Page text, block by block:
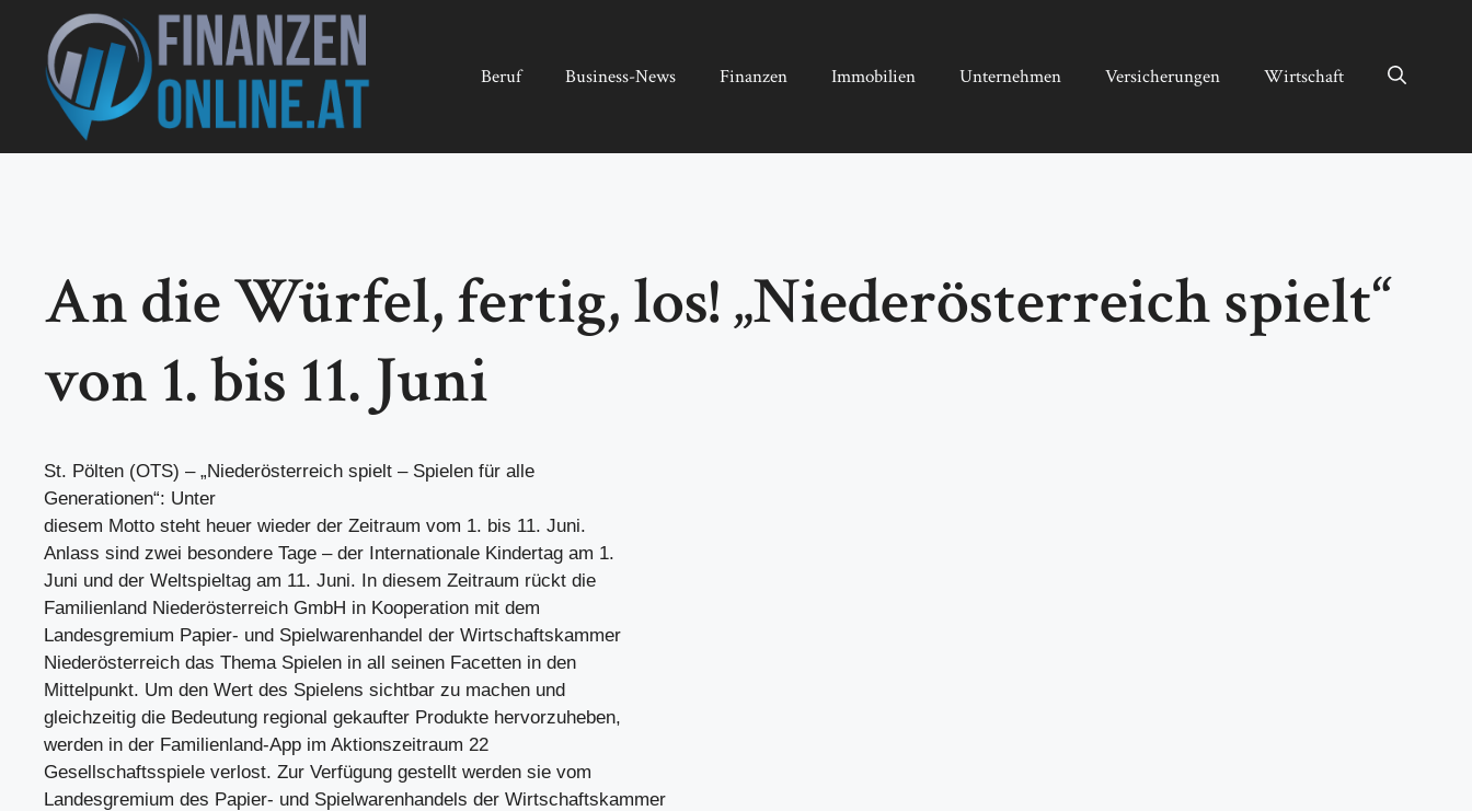
springen
Beruf Business-News Finanzen Immobilien Unternehmen Versicherungen Wirtschaft
An die Würfel, fertig, los! „Niederösterreich spielt“
von 1. bis 11. Juni
St. Pölten (OTS) – „Niederösterreich spielt – Spielen für alle
Generationen“: Unter
diesem Motto steht heuer wieder der Zeitraum vom 1. bis 11. Juni.
Anlass sind zwei besondere Tage – der Internationale Kindertag am 1.
Juni und der Weltspieltag am 11. Juni. In diesem Zeitraum rückt die
Familienland Niederösterreich GmbH in Kooperation mit dem
Landesgremium Papier- und Spielwarenhandel der Wirtschaftskammer
Niederösterreich das Thema Spielen in all seinen Facetten in den
Mittelpunkt. Um den Wert des Spielens sichtbar zu machen und
gleichzeitig die Bedeutung regional gekaufter Produkte hervorzuheben,
werden in der Familienland-App im Aktionszeitraum 22
Gesellschaftsspiele verlost. Zur Verfügung gestellt werden sie vom
Landesgremium des Papier- und Spielwarenhandels der Wirtschaftskammer